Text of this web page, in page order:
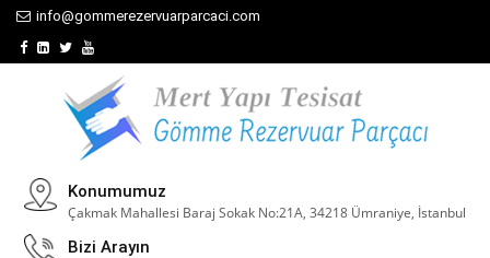
info@gommerezervuarparcaci.com
Konumumuz
Çakmak Mahallesi Baraj Sokak No:21A, 34218 Ümraniye, İstanbul
Bizi Arayın